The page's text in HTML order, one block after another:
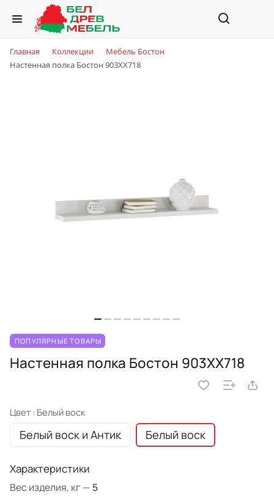
Главная Коллекции
Мебель Бостон
Настенная полка Бостон 903XX718
ПОПУЛЯРНЫЕ ТОВАРЫ
Настенная полка Бостон 903XX718
Цвет : Белый воск
Белый воск и Антик Белый воск
Характеристики
Вес изделия, кг — 5